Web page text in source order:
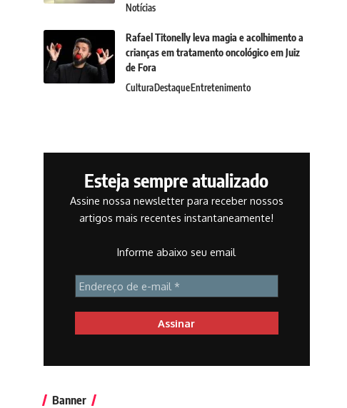
Notícias
Rafael Titonelly leva magia e acolhimento a
crianças em tratamento oncológico em Juiz
de Fora
CulturaDestaqueEntretenimento
Esteja sempre atualizado
Assine nossa newsletter para receber nossos
artigos mais recentes instantaneamente!
Informe abaixo seu email
Banner